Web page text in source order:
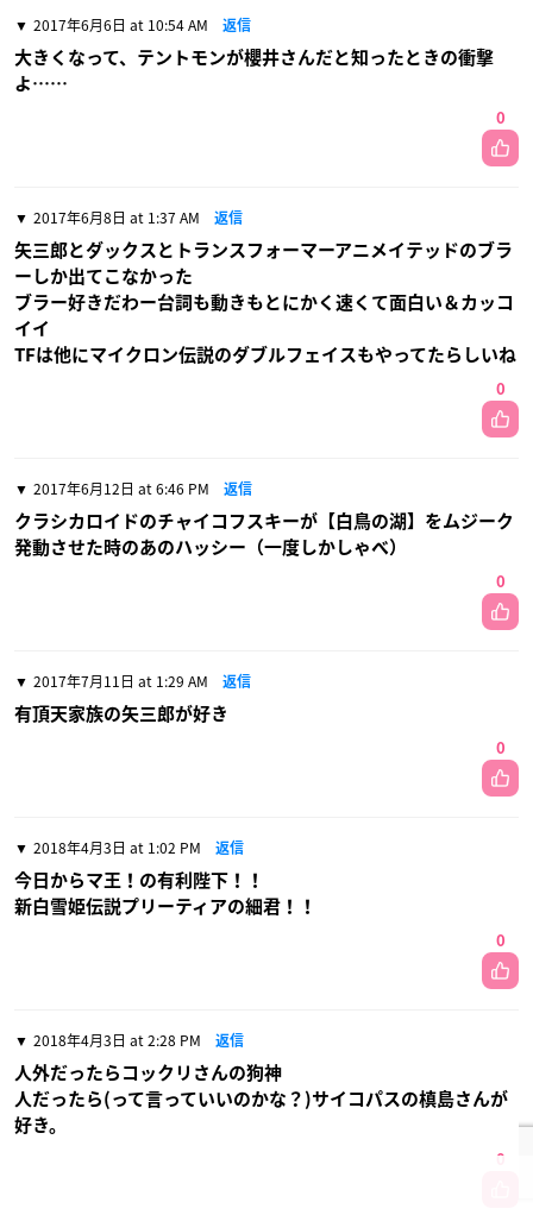
2017年6月6日 at 10:54 AM 返信
大きくなって、テントモンが櫻井さんだと知ったときの衝撃
よ……
0
2017年6月8日 at 1:37 AM 返信
矢三郎とダックスとトランスフォーマーアニメイテッドのブラ
ーしか出てこなかった
ブラー好きだわー台詞も動きもとにかく速くて面白い＆カッコ
イイ
TFは他にマイクロン伝説のダブルフェイスもやってたらしいね
0
2017年6月12日 at 6:46 PM 返信
クラシカロイドのチャイコフスキーが【白鳥の湖】をムジーク
発動させた時のあのハッシー（一度しかしゃべ）
0
2017年7月11日 at 1:29 AM 返信
有頂天家族の矢三郎が好き
0
2018年4月3日 at 1:02 PM 返信
今日からマ王！の有利陛下！！
新白雪姫伝説プリーティアの細君！！
0
2018年4月3日 at 2:28 PM 返信
人外だったらコックリさんの狗神
人だったら(って言っていいのかな？)サイコパスの槙島さんが
好き。
0